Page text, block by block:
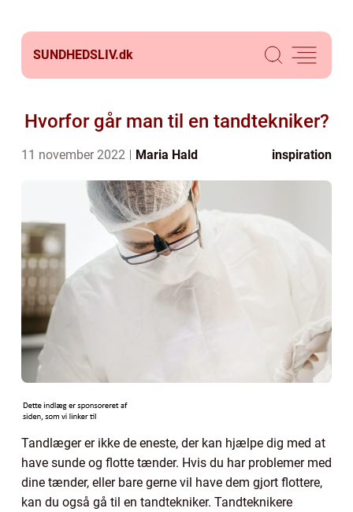
SUNDHEDSLIV.dk
Hvorfor går man til en tandtekniker?
11 november 2022 Maria Hald inspiration
Tandlæger er ikke de eneste, der kan hjælpe dig med at
have sunde og flotte tænder. Hvis du har problemer med
dine tænder, eller bare gerne vil have dem gjort flottere,
kan du også gå til en tandtekniker. Tandteknikere